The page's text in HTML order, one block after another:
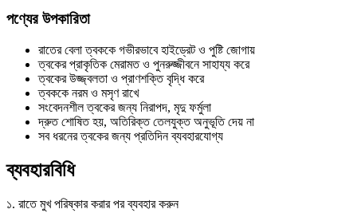
পণ্যের উপকারিতা
রাতের বেলা ত্বককে গভীরভাবে হাইড্রেট ও পুষ্টি জোগায়
ত্বকের প্রাকৃতিক মেরামত ও পুনরুজ্জীবনে সাহায্য করে
ত্বকের উজ্জ্বলতা ও প্রাণশক্তি বৃদ্ধি করে
ত্বককে নরম ও মসৃণ রাখে
সংবেদনশীল ত্বকের জন্য নিরাপদ, মৃদু ফর্মুলা
দ্রুত শোষিত হয়, অতিরিক্ত তেলযুক্ত অনুভূতি দেয় না
সব ধরনের ত্বকের জন্য প্রতিদিন ব্যবহারযোগ্য
ব্যবহারবিধি
১. রাতে মুখ পরিষ্কার করার পর ব্যবহার করুন